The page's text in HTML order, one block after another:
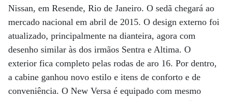
Nissan, em Resende, Rio de Janeiro. O sedã chegará ao
mercado nacional em abril de 2015. O design externo foi
atualizado, principalmente na dianteira, agora com
desenho similar às dos irmãos Sentra e Altima. O
exterior fica completo pelas rodas de aro 16. Por dentro,
a cabine ganhou novo estilo e itens de conforto e de
conveniência. O New Versa é equipado com mesmo